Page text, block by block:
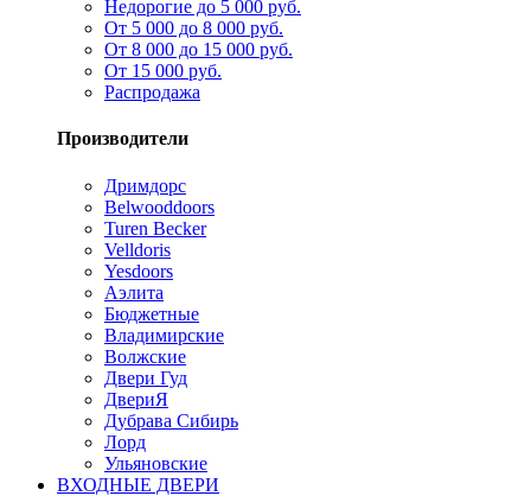
Недорогие до 5 000 руб.
От 5 000 до 8 000 руб.
От 8 000 до 15 000 руб.
От 15 000 руб.
Распродажа
Производители
Дримдорс
Belwooddoors
Turen Becker
Velldoris
Yesdoors
Аэлита
Бюджетные
Владимирские
Волжские
Двери Гуд
ДвериЯ
Дубрава Сибирь
Лорд
Ульяновские
ВХОДНЫЕ ДВЕРИ